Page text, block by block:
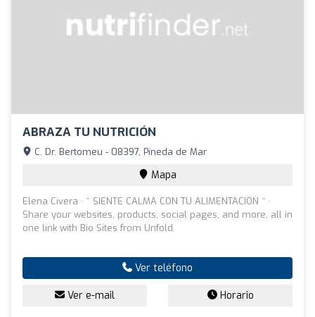
ABRAZA TU NUTRICIÓN
C. Dr. Bertomeu - 08397, Pineda de Mar
Mapa
Elena Civera · ~ SIENTE CALMA CON TU ALIMENTACIÓN ~ ·
Share your websites, products, social pages, and more, all in
one link with Bio Sites from Unfold.
Ver teléfono
Ver e-mail Horario